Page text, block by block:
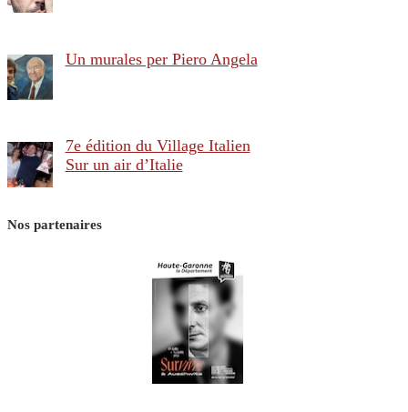
Un murales per Piero Angela
7e édition du Village Italien
Sur un air d’Italie
Nos partenaires